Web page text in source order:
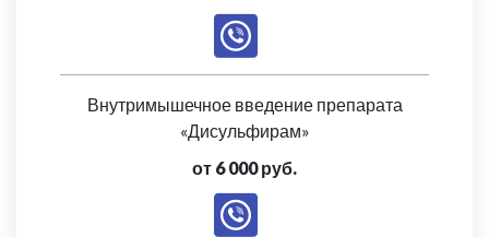
Внутримышечное введение препарата
«Дисульфирам»
от 6 000 руб.